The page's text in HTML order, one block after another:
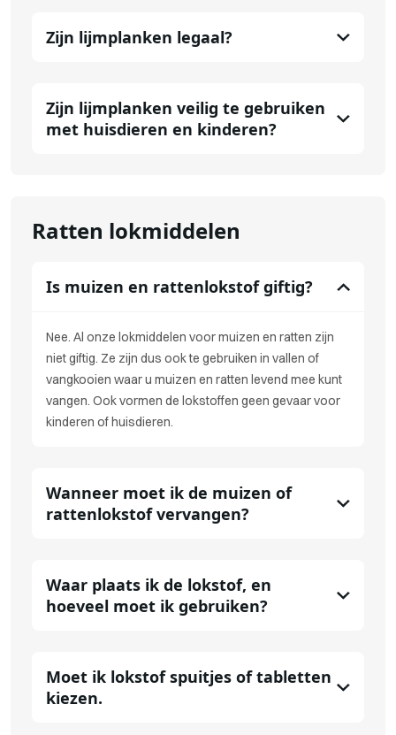
Zijn lijmplanken legaal?
Zijn lijmplanken veilig te gebruiken
met huisdieren en kinderen?
Ratten lokmiddelen
Is muizen en rattenlokstof giftig?
Nee. Al onze lokmiddelen voor muizen en ratten zijn
niet giftig. Ze zijn dus ook te gebruiken in vallen of
vangkooien waar u muizen en ratten levend mee kunt
vangen. Ook vormen de lokstoffen geen gevaar voor
kinderen of huisdieren.
Wanneer moet ik de muizen of
rattenlokstof vervangen?
Waar plaats ik de lokstof, en
hoeveel moet ik gebruiken?
Moet ik lokstof spuitjes of tabletten
kiezen.